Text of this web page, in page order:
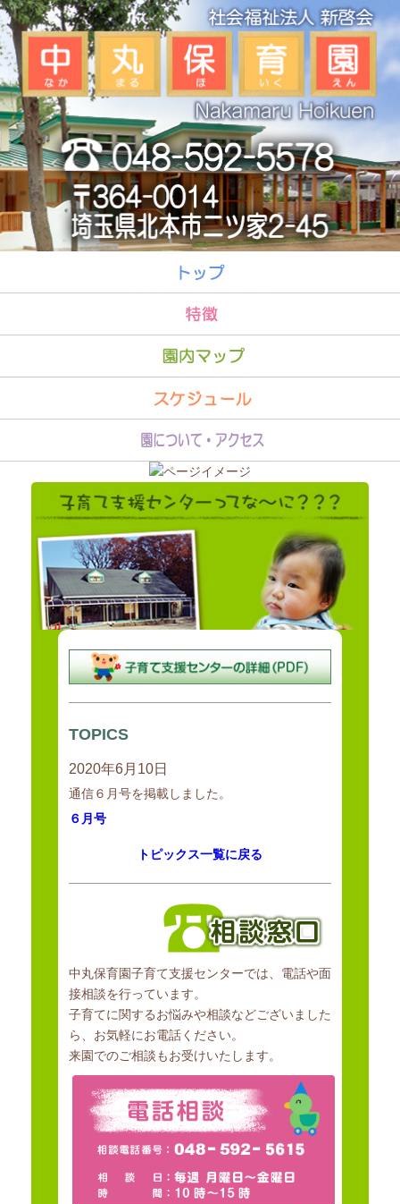
地域全体で子育てを支援する基盤の形成を図るため、子育て家庭の支
援活動の企画、調整、
実施を担当する職員を配置し、子育て家庭等に対する育児不安等につ
子育てサークル等への支援、地域の保育需要に応じた特別保育事業等
の積極的な
実施・普及促進及びベビーシッターなどの地域の保育資源の情報提供
並びに家庭的保育を行う者への支援などを実施することにより、
TOPICS
2020年6月10日
通信６月号を掲載しました。
６月号
トピックス一覧に戻る
中丸保育園子育て支援センターでは、電話や面
接相談を行っています。
子育てに関するお悩みや相談などございました
ら、お気軽にお電話ください。
来園でのご相談もお受けいたします。